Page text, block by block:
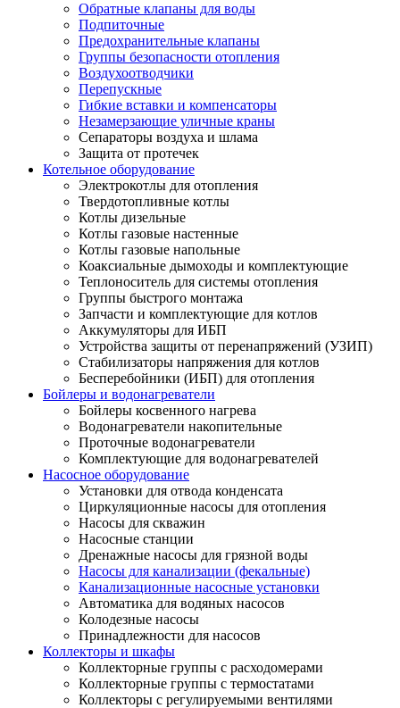
Обратные клапаны для воды
Подпиточные
Предохранительные клапаны
Группы безопасности отопления
Воздухоотводчики
Перепускные
Гибкие вставки и компенсаторы
Незамерзающие уличные краны
Сепараторы воздуха и шлама
Защита от протечек
Котельное оборудование
Электрокотлы для отопления
Твердотопливные котлы
Котлы дизельные
Котлы газовые настенные
Котлы газовые напольные
Коаксиальные дымоходы и комплектующие
Теплоноситель для системы отопления
Группы быстрого монтажа
Запчасти и комплектующие для котлов
Аккумуляторы для ИБП
Устройства защиты от перенапряжений (УЗИП)
Стабилизаторы напряжения для котлов
Бесперебойники (ИБП) для отопления
Бойлеры и водонагреватели
Бойлеры косвенного нагрева
Водонагреватели накопительные
Проточные водонагреватели
Комплектующие для водонагревателей
Насосное оборудование
Установки для отвода конденсата
Циркуляционные насосы для отопления
Насосы для скважин
Насосные станции
Дренажные насосы для грязной воды
Насосы для канализации (фекальные)
Канализационные насосные установки
Автоматика для водяных насосов
Колодезные насосы
Принадлежности для насосов
Коллекторы и шкафы
Коллекторные группы с расходомерами
Коллекторные группы с термостатами
Коллекторы с регулируемыми вентилями